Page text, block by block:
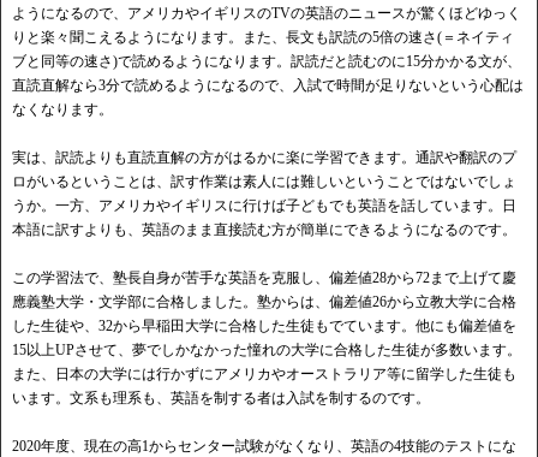
ようになるので、アメリカやイギリスのTVの英語のニュースが驚くほどゆっく
りと楽々聞こえるようになります。また、長文も訳読の5倍の速さ(＝ネイティ
ブと同等の速さ)で読めるようになります。訳読だと読むのに15分かかる文が、
直読直解なら3分で読めるようになるので、入試で時間が足りないという心配は
なくなります。
実は、訳読よりも直読直解の方がはるかに楽に学習できます。通訳や翻訳のプ
ロがいるということは、訳す作業は素人には難しいということではないでしょ
うか。一方、アメリカやイギリスに行けば子どもでも英語を話しています。日
本語に訳すよりも、英語のまま直接読む方が簡単にできるようになるのです。
この学習法で、塾長自身が苦手な英語を克服し、偏差値28から72まで上げて慶
應義塾大学・文学部に合格しました。塾からは、偏差値26から立教大学に合格
した生徒や、32から早稲田大学に合格した生徒もでています。他にも偏差値を
15以上UPさせて、夢でしかなかった憧れの大学に合格した生徒が多数います。
また、日本の大学には行かずにアメリカやオーストラリア等に留学した生徒も
います。文系も理系も、英語を制する者は入試を制するのです。
2020年度、現在の高1からセンター試験がなくなり、英語の4技能のテストにな